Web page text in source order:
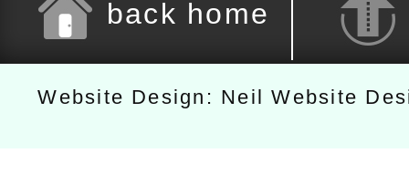
back home
Website Design: Neil Website